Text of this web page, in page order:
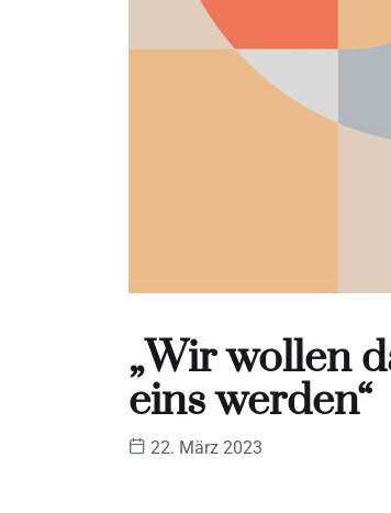
„Wir wollen
eins werden“
22. März 2023